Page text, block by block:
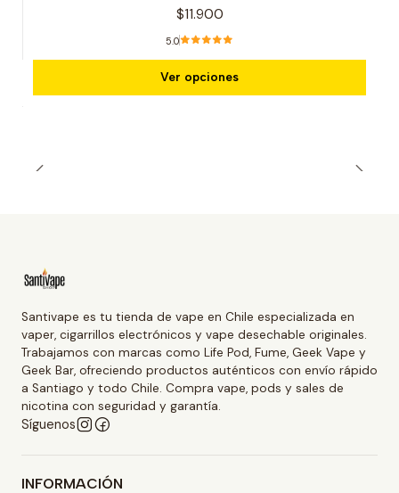
$11.900
5.0
Ver opciones
Santivape es tu tienda de vape en Chile especializada en
vaper, cigarrillos electrónicos y vape desechable originales.
Trabajamos con marcas como Life Pod, Fume, Geek Vape y
Geek Bar, ofreciendo productos auténticos con envío rápido
a Santiago y todo Chile. Compra vape, pods y sales de
nicotina con seguridad y garantía.
Síguenos
INFORMACIÓN